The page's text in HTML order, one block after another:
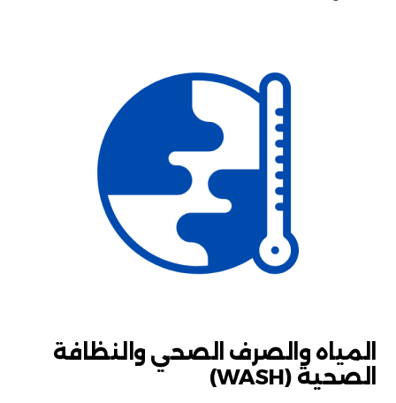
المياه والصرف الصحي والنظافة
الصحية (WASH)